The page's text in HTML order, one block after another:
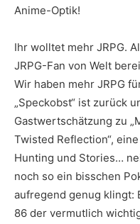
Anime-Optik!
Ihr wolltet mehr JRPG.
JRPG-Fan von Welt
Wir haben mehr JRPG
„Speckobst“ ist zurück
Gastwertschätzung zu
Twisted Reflection“,
Hunting und Stories…
noch so ein bisschen
aufregend genug klingt:
86 der vermutlich